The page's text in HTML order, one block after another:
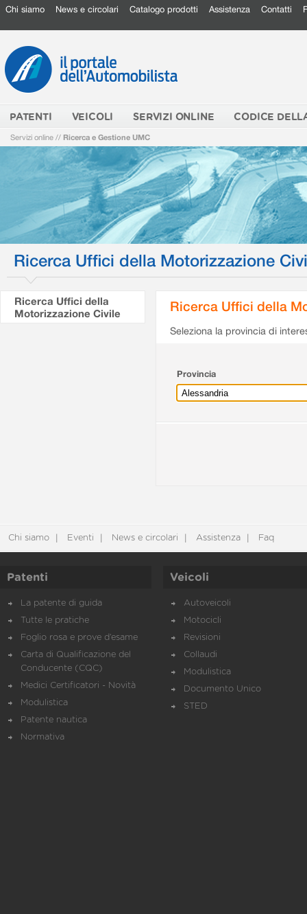
Chi siamo News e circolari Catalogo prodotti Assistenza Contatti
PATENTI VEICOLI SERVIZI ONLINE CODICE
Servizi online // Ricerca e Gestione UMC
Ricerca Uffici della Motorizzazione
Ricerca Uffici della
Motorizzazione Civile
Ricerca Uffici della
Seleziona la provincia di
Provincia
Chi siamo Eventi News e circolari Assistenza Faq
Patenti
La patente di guida
Tutte le pratiche
Foglio rosa e prove d’esame
Carta di Qualificazione del
Conducente (CQC)
Medici Certificatori - Novità
Modulistica
Patente nautica
Normativa
Veicoli
Autoveicoli
Motocicli
Revisioni
Collaudi
Modulistica
Documento Unico
STED